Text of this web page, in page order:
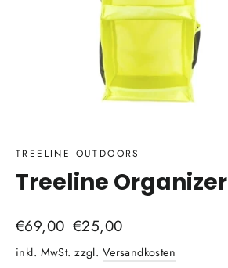
TREELINE OUTDOORS
Treeline Organizer
Normaler
Preis
€69,00 Sonderpreis
€25,00
inkl. MwSt. zzgl. Versandkosten